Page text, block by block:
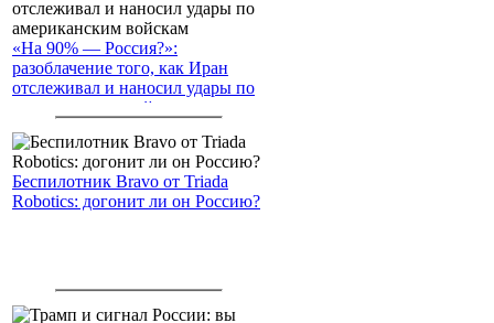
«На 90% — Россия?»:
разоблачение того, как Иран
отслеживал и наносил удары по
американским войскам
Беспилотник Bravo от Triada
Robotics: догонит ли он Россию?